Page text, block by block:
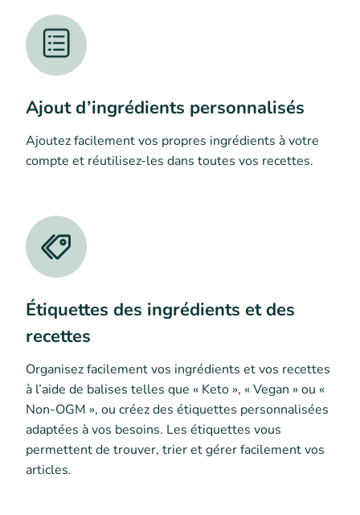
Ajout d’ingrédients personnalisés
Ajoutez facilement vos propres ingrédients à votre
compte et réutilisez-les dans toutes vos recettes.
Étiquettes des ingrédients et des
recettes
Organisez facilement vos ingrédients et vos recettes
à l’aide de balises telles que « Keto », « Vegan » ou «
Non-OGM », ou créez des étiquettes personnalisées
adaptées à vos besoins. Les étiquettes vous
permettent de trouver, trier et gérer facilement vos
articles.